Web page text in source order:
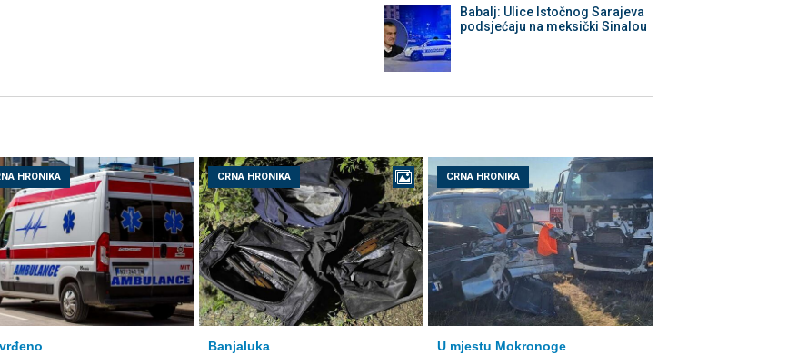
Babalj: Ulice Istočnog Sarajeva
podsjećaju na meksički Sinalou
HRONIKA CRNA HRONIKA
Banjaluka
CRNA HRONIKA
U mjestu Mokronoge